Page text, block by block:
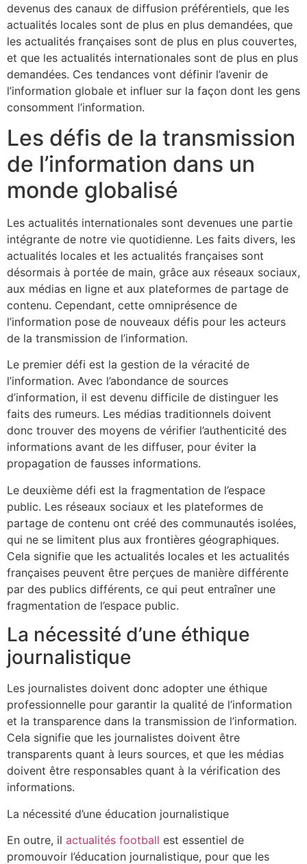
devenus des canaux de diffusion préférentiels, que les
actualités locales sont de plus en plus demandées, que
les actualités françaises sont de plus en plus couvertes,
et que les actualités internationales sont de plus en plus
demandées. Ces tendances vont définir l’avenir de
l’information globale et influer sur la façon dont les gens
consomment l’information.
Les défis de la transmission
de l’information dans un
monde globalisé
Les actualités internationales sont devenues une partie
intégrante de notre vie quotidienne. Les faits divers, les
actualités locales et les actualités françaises sont
désormais à portée de main, grâce aux réseaux sociaux,
aux médias en ligne et aux plateformes de partage de
contenu. Cependant, cette omniprésence de
l’information pose de nouveaux défis pour les acteurs
de la transmission de l’information.
Le premier défi est la gestion de la véracité de
l’information. Avec l’abondance de sources
d’information, il est devenu difficile de distinguer les
faits des rumeurs. Les médias traditionnels doivent
donc trouver des moyens de vérifier l’authenticité des
informations avant de les diffuser, pour éviter la
propagation de fausses informations.
Le deuxième défi est la fragmentation de l’espace
public. Les réseaux sociaux et les plateformes de
partage de contenu ont créé des communautés isolées,
qui ne se limitent plus aux frontières géographiques.
Cela signifie que les actualités locales et les actualités
françaises peuvent être perçues de manière différente
par des publics différents, ce qui peut entraîner une
fragmentation de l’espace public.
La nécessité d’une éthique
journalistique
Les journalistes doivent donc adopter une éthique
professionnelle pour garantir la qualité de l’information
et la transparence dans la transmission de l’information.
Cela signifie que les journalistes doivent être
transparents quant à leurs sources, et que les médias
doivent être responsables quant à la vérification des
informations.
La nécessité d’une éducation journalistique
En outre, il actualités football est essentiel de
promouvoir l’éducation journalistique, pour que les